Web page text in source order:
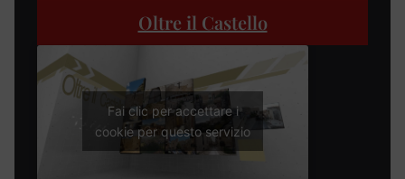
Oltre il Castello
Fai clic per accettare i
cookie per questo servizio